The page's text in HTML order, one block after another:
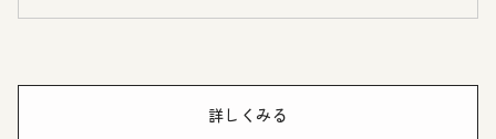
詳しくみる